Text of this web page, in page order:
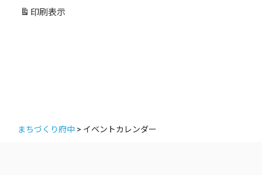
リ
印刷 表示
まちづくり府中 > イベントカレンダー